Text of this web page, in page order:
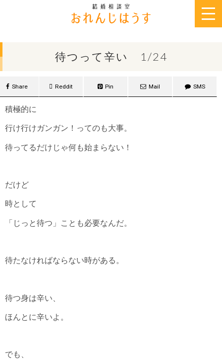
待つって辛い 1/24
Share Reddit Pin Mail SMS
積極的に
行け行けガンガン！ってのも大事。
待ってるだけじゃ何も始まらない！
だけど
時として
「じっと待つ」ことも必要なんだ。
待たなければならない時がある。
待つ身は辛い、
ほんとに辛いよ。
でも、